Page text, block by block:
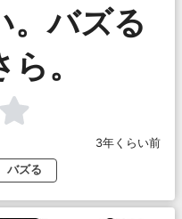
。バズる
。
3年くらい前
バズる